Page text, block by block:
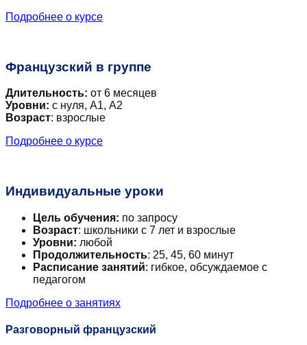
Подробнее о курсе
Французский в группе
Длительность: от 6 месяцев
Уровни: с нуля, А1, А2
Возраст: взрослые
Подробнее о курсе
Индивидуальные уроки
Цель обучения: по запросу
Возраст: школьники с 7 лет и взрослые
Уровни: любой
Продолжительность: 25, 45, 60 минут
Расписание занятий: гибкое, обсуждаемое с
педагогом
Подробнее о занятиях
Разговорный французский